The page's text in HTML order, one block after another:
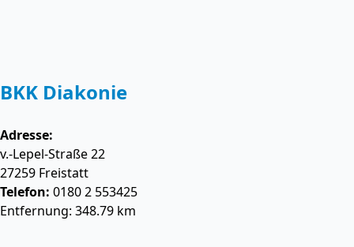
BKK Diakonie
Adresse:
v.-Lepel-Straße 22
27259 Freistatt
Telefon: 0180 2 553425
Entfernung: 348.79 km